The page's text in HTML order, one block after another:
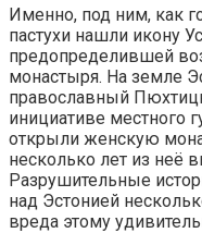
Именно, под ним, как
пастухи нашли икону
предопределившей
монастыря. На земле
православный
инициативе местного
открыли женскую
несколько лет из неё
Разрушительные
над Эстонией
вреда этому